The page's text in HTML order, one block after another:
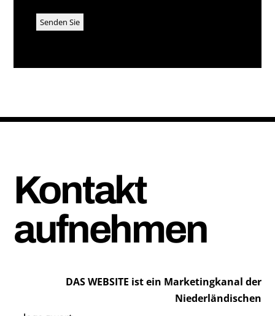
Kontakt
aufnehmen
DAS WEBSITE ist ein Marketingkanal der
Niederländischen